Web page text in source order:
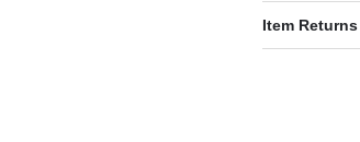
Item Returns